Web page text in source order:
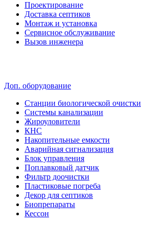
Проектирование
Доставка септиков
Монтаж и установка
Сервисное обслуживание
Вызов инженера
Доп. оборудование
Станции биологической очистки
Системы канализации
Жироуловители
КНС
Накопительные емкости
Аварийная сигнализация
Блок управления
Поплавковый датчик
Фильтр доочистки
Пластиковые погреба
Декор для септиков
Биопрепараты
Кессон